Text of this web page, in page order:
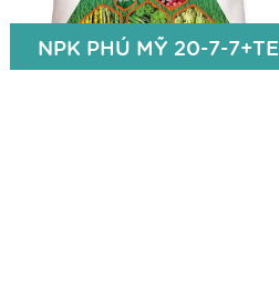
Chi tiết
NPK PHÚ MỸ 20-7-7+TE